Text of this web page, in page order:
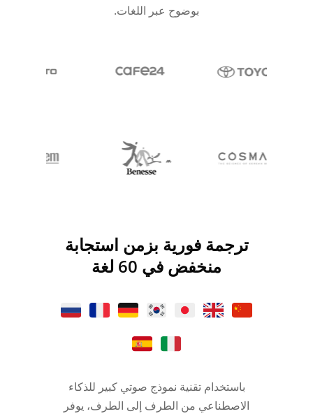
بوضوح عبر اللغات.
ترجمة فورية بزمن استجابة
منخفض في 60 لغة
باستخدام تقنية نموذج صوتي كبير للذكاء
الاصطناعي من الطرف إلى الطرف، يوفر